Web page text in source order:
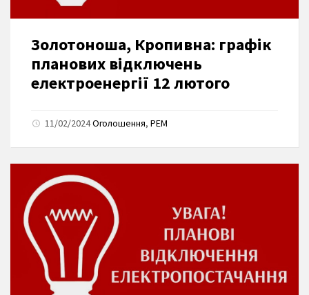
Золотоноша, Кропивна: графік
планових відключень
електроенергії 12 лютого
11/02/2024Оголошення, РЕМ